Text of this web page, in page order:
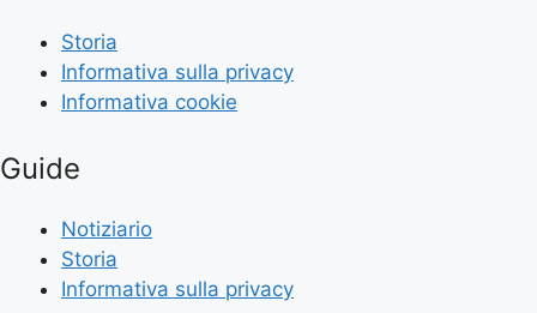
Storia
Informativa sulla privacy
Informativa cookie
Guide
Notiziario
Storia
Informativa sulla privacy